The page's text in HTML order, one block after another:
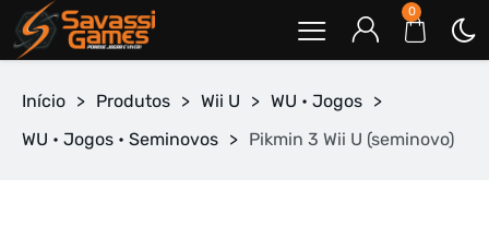
0
Início > Produtos > Wii U > WU • Jogos >
WU • Jogos • Seminovos > Pikmin 3 Wii U (seminovo)